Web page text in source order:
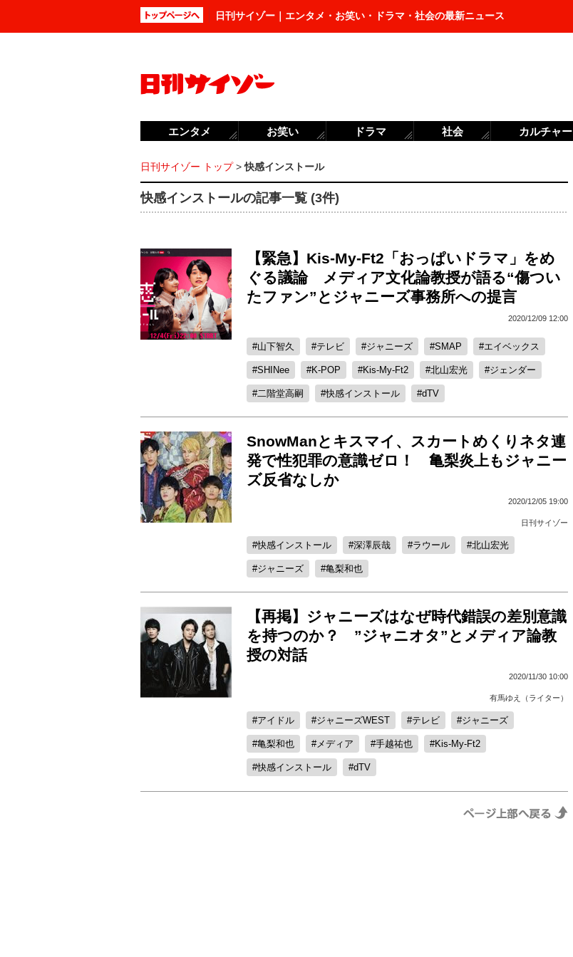
日刊サイゾー｜エンタメ・お笑い・ドラマ・社会の最新ニュース
日刊サイゾー トップ>快感インストール
快感インストールの記事一覧 (3件)
【緊急】Kis-My-Ft2「おっぱいドラマ」をめ
ぐる議論 メディア文化論教授が語る“傷つい
たファン”とジャニーズ事務所への提言
2020/12/09 12:00
山下智久 テレビ ジャニーズ SMAP エイベックス
SHINee K-POP Kis-My-Ft2 北山宏光 ジェンダー
二階堂高嗣 快感インストール dTV
SnowManとキスマイ、スカートめくりネタ連
発で性犯罪の意識ゼロ！ 亀梨炎上もジャニー
ズ反省なしか
2020/12/05 19:00
日刊サイゾー
快感インストール 深澤辰哉 ラウール 北山宏光
ジャニーズ 亀梨和也
【再掲】ジャニーズはなぜ時代錯誤の差別意識
を持つのか？ ”ジャニオタ”とメディア論教
授の対話
2020/11/30 10:00
有馬ゆえ（ライター）
アイドル ジャニーズWEST テレビ ジャニーズ
亀梨和也 メディア 手越祐也 Kis-My-Ft2
快感インストール dTV
エンタメ お笑い ドラマ 社会 カルチャー